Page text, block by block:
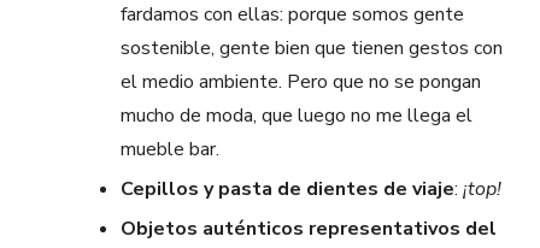
fardamos con ellas: porque somos gente
sostenible, gente bien que tienen gestos con
el medio ambiente. Pero que no se pongan
mucho de moda, que luego no me llega el
mueble bar.
Cepillos y pasta de dientes de viaje: ¡top!
Objetos auténticos representativos del